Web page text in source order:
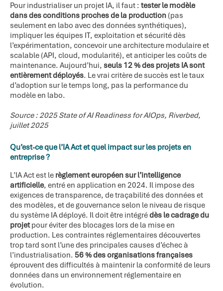
Pour industrialiser un projet IA, il faut : tester le modèle
dans des conditions proches de la production (pas
seulement en labo avec des données synthétiques),
impliquer les équipes IT, exploitation et sécurité dès
l’expérimentation, concevoir une architecture modulaire et
scalable (API, cloud, modularité), et anticiper les coûts de
maintenance. Aujourd’hui, seuls 12 % des projets IA sont
entièrement déployés. Le vrai critère de succès est le taux
d’adoption sur le temps long, pas la performance du
modèle en labo.
Source : 2025 State of AI Readiness for AIOps, Riverbed,
juillet 2025
Qu’est-ce que l’IA Act et quel impact sur les projets en
entreprise ?
L’IA Act est le règlement européen sur l’intelligence
artificielle, entré en application en 2024. Il impose des
exigences de transparence, de traçabilité des données et
des modèles, et de gouvernance selon le niveau de risque
du système IA déployé. Il doit être intégrédès le cadrage du
projetpour éviter des blocages lors de la mise en
production. Les contraintes réglementaires découvertes
trop tard sont l’une des principales causes d’échec à
l’industrialisation. 56 % des organisations françaises
éprouvent des difficultés à maintenir la conformité de leurs
données dans un environnement réglementaire en
évolution.